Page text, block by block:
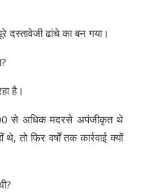
दस्तावेजी ढांचे का बन गया।
है।
से अधिक मदरसे अपंजीकृत थे
तो फिर वर्षों तक कार्रवाई क्यों